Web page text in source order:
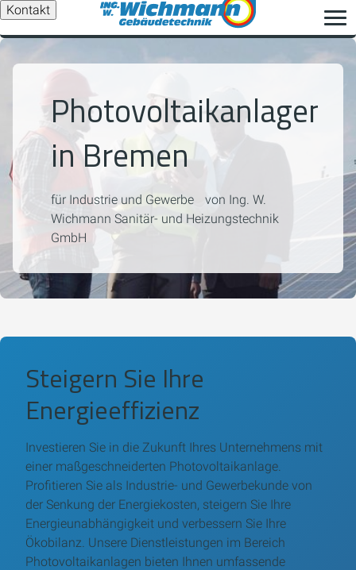
Kontakt
Photovoltaikanlagen
in Bremen
für Industrie und Gewerbe von Ing. W.
Wichmann Sanitär- und Heizungstechnik
GmbH
Steigern Sie Ihre
Energieeffizienz
Investieren Sie in die Zukunft Ihres Unternehmens mit
einer maßgeschneiderten Photovoltaikanlage.
Profitieren Sie als Industrie- und Gewerbekunde von
der Senkung der Energiekosten, steigern Sie Ihre
Energieunabhängigkeit und verbessern Sie Ihre
Ökobilanz. Unsere Dienstleistungen im Bereich
Photovoltaikanlagen bieten Ihnen umfassende